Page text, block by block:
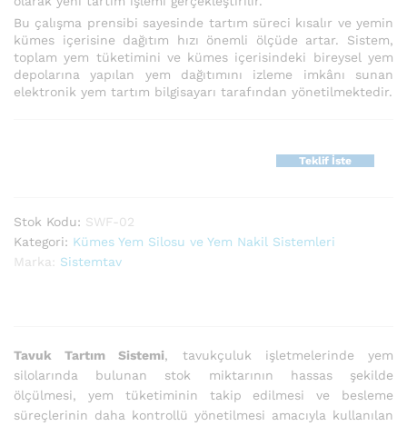
Bu çalışma prensibi sayesinde tartım süreci kısalır ve yemin
kümes içerisine dağıtım hızı önemli ölçüde artar. Sistem,
toplam yem tüketimini ve kümes içerisindeki bireysel yem
depolarına yapılan yem dağıtımını izleme imkânı sunan
elektronik yem tartım bilgisayarı tarafından yönetilmektedir.
Teklif İste
Stok Kodu: SWF-02
Kategori: Kümes Yem Silosu ve Yem Nakil Sistemleri
Marka: Sistemtav
Tavuk Tartım Sistemi, tavukçuluk işletmelerinde yem
silolarında bulunan stok miktarının hassas şekilde
ölçülmesi, yem tüketiminin takip edilmesi ve besleme
süreçlerinin daha kontrollü yönetilmesi amacıyla kullanılan